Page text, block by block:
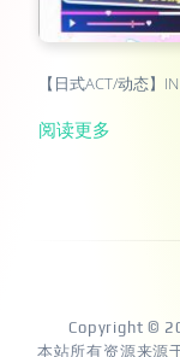
【日式ACT/动态】
阅读更多
Copyright ©
本站所有资源来源